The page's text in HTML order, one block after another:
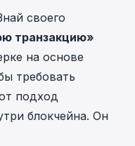
своего
транзакцию»
на основе
требовать
подход
блокчейна. Он